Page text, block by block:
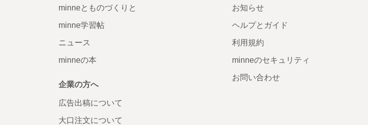
minneとものづくりと
minne学習帖
ニュース
minneの本
企業の方へ
広告出稿について
大口注文について
お知らせ
ヘルプとガイド
利用規約
minneのセキュリティ
お問い合わせ